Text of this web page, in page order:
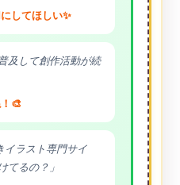
してほしい✨
及して創作活動が続
🎨
イラスト専門サイ
てるの？」